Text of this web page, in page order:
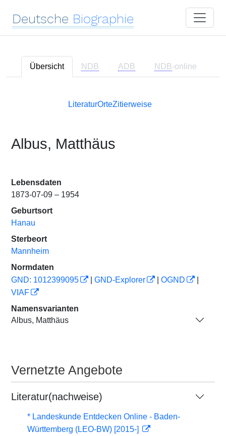
Deutsche Biographie
Übersicht NDB ADB NDB-online
LiteraturOrteZitierweise
Albus, Matthäus
Lebensdaten
1873-07-09 – 1954
Geburtsort
Hanau
Sterbeort
Mannheim
Normdaten
GND: 1012399095
GND-Explorer OGND
VIAF
Namensvarianten
Albus, Matthäus
Vernetzte Angebote
Literatur(nachweise)
* Landeskunde Entdecken Online - Baden-
Württemberg (LEO-BW) [2015-]